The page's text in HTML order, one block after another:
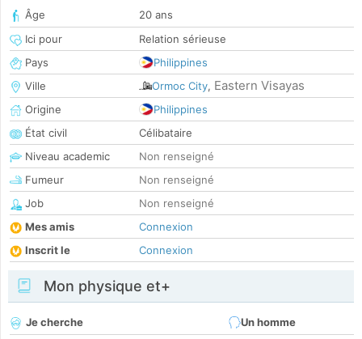
Âge
20 ans
Ici pour
Relation sérieuse
Pays
Philippines
Ville
Ormoc City, Eastern Visayas
Origine
Philippines
État civil
Célibataire
Niveau academic
Non renseigné
Fumeur
Non renseigné
Job
Non renseigné
Mes amis
Connexion
Inscrit le
Connexion
Mon physique et+
Je cherche
Un homme